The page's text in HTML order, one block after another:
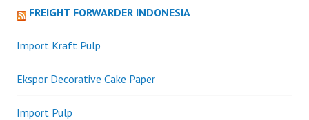
FREIGHT FORWARDER INDONESIA
Import Kraft Pulp
Ekspor Decorative Cake Paper
Import Pulp